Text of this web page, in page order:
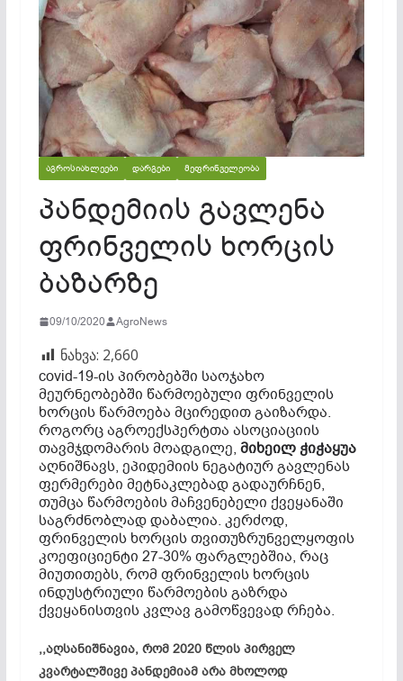
ᲐᲒᲠᲝᲡᲘᲐᲮᲚᲔᲔᲑᲘ ᲓᲐᲠᲒᲔᲑᲘ ᲛᲔᲤᲠᲘᲜᲕᲔᲚᲔᲝᲑᲐ
პანდემიის გავლენა
ფრინველის ხორცის
ბაზარზე
09/10/2020 AgroNews
ნახვა: 2,660
covid-19-ის პირობებში საოჯახო
მეურნეობებში წარმოებული ფრინველის
ხორცის წარმოება მცირედით გაიზარდა.
როგორც აგროექსპერტთა ასოციაციის
თავმჯდომარის მოადგილე, მიხეილ ჭიჭაყუა
აღნიშნავს, ეპიდემიის ნეგატიურ გავლენას
ფერმერები მეტნაკლებად გადაურჩნენ,
თუმცა წარმოების მაჩვენებელი ქვეყანაში
საგრძნობლად დაბალია. კერძოდ,
ფრინველის ხორცის თვითუზრუნველყოფის
კოეფიციენტი 27-30% ფარგლებშია, რაც
მიუთითებს, რომ ფრინველის ხორცის
ინდუსტრიული წარმოების გაზრდა
ქვეყანისთვის კვლავ გამოწვევად რჩება.
,,აღსანიშნავია, რომ 2020 წლის პირველ
კვარტალშივე პანდემიამ არა მხოლოდ